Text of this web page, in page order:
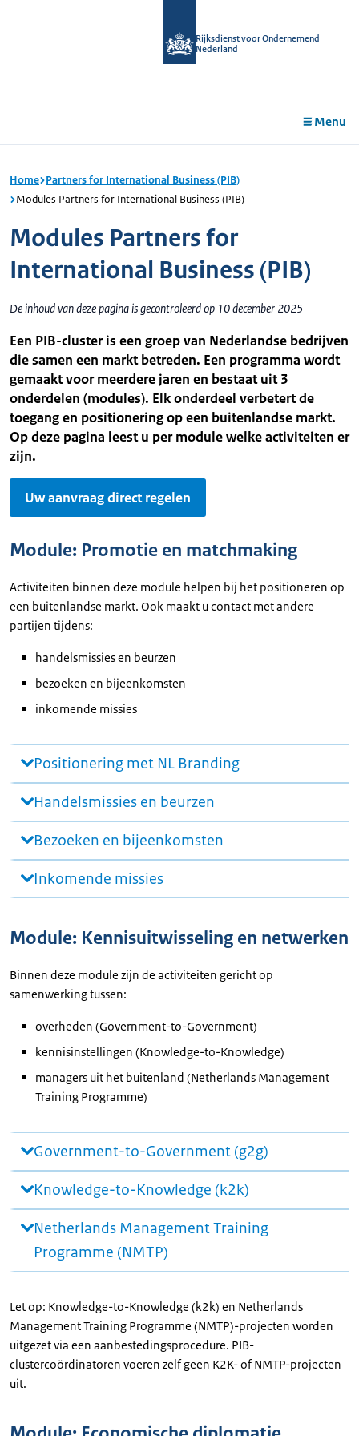
Rijksdienst voor Ondernemend
Nederland
Menu
Home Partners for International Business (PIB)
Modules Partners for International Business (PIB)
Modules Partners for
International Business (PIB)
De inhoud van deze pagina is gecontroleerd op 10 december 2025
Een PIB-cluster is een groep van Nederlandse bedrijven
die samen een markt betreden. Een programma wordt
gemaakt voor meerdere jaren en bestaat uit 3
onderdelen (modules). Elk onderdeel verbetert de
toegang en positionering op een buitenlandse markt.
Op deze pagina leest u per module welke activiteiten er
zijn.
Uw aanvraag direct regelen
Module: Promotie en matchmaking
Activiteiten binnen deze module helpen bij het positioneren op
een buitenlandse markt. Ook maakt u contact met andere
partijen tijdens:
handelsmissies en beurzen
bezoeken en bijeenkomsten
inkomende missies
Positionering met NL Branding
Handelsmissies en beurzen
Bezoeken en bijeenkomsten
Inkomende missies
Module: Kennisuitwisseling en netwerken
Binnen deze module zijn de activiteiten gericht op
samenwerking tussen:
overheden (Government-to-Government)
kennisinstellingen (Knowledge-to-Knowledge)
managers uit het buitenland (Netherlands Management
Training Programme)
Government-to-Government (g2g)
Knowledge-to-Knowledge (k2k)
Netherlands Management Training
Programme (NMTP)
Let op: Knowledge-to-Knowledge (k2k) en Netherlands
Management Training Programme (NMTP)-projecten worden
uitgezet via een aanbestedingsprocedure. PIB-
clustercoördinatoren voeren zelf geen K2K- of NMTP-projecten
uit.